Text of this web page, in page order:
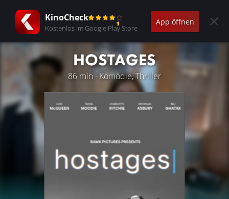
KinoCheck
Kostenlos im Google Play Store
App öffnen
HOSTAGES
86 min · Komödie, Thriller